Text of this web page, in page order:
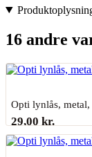
16 andre
Opti lynlås,
29,00 kr.
Sidste varer på lager